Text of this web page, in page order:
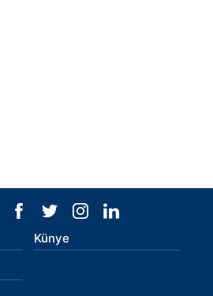
Künye